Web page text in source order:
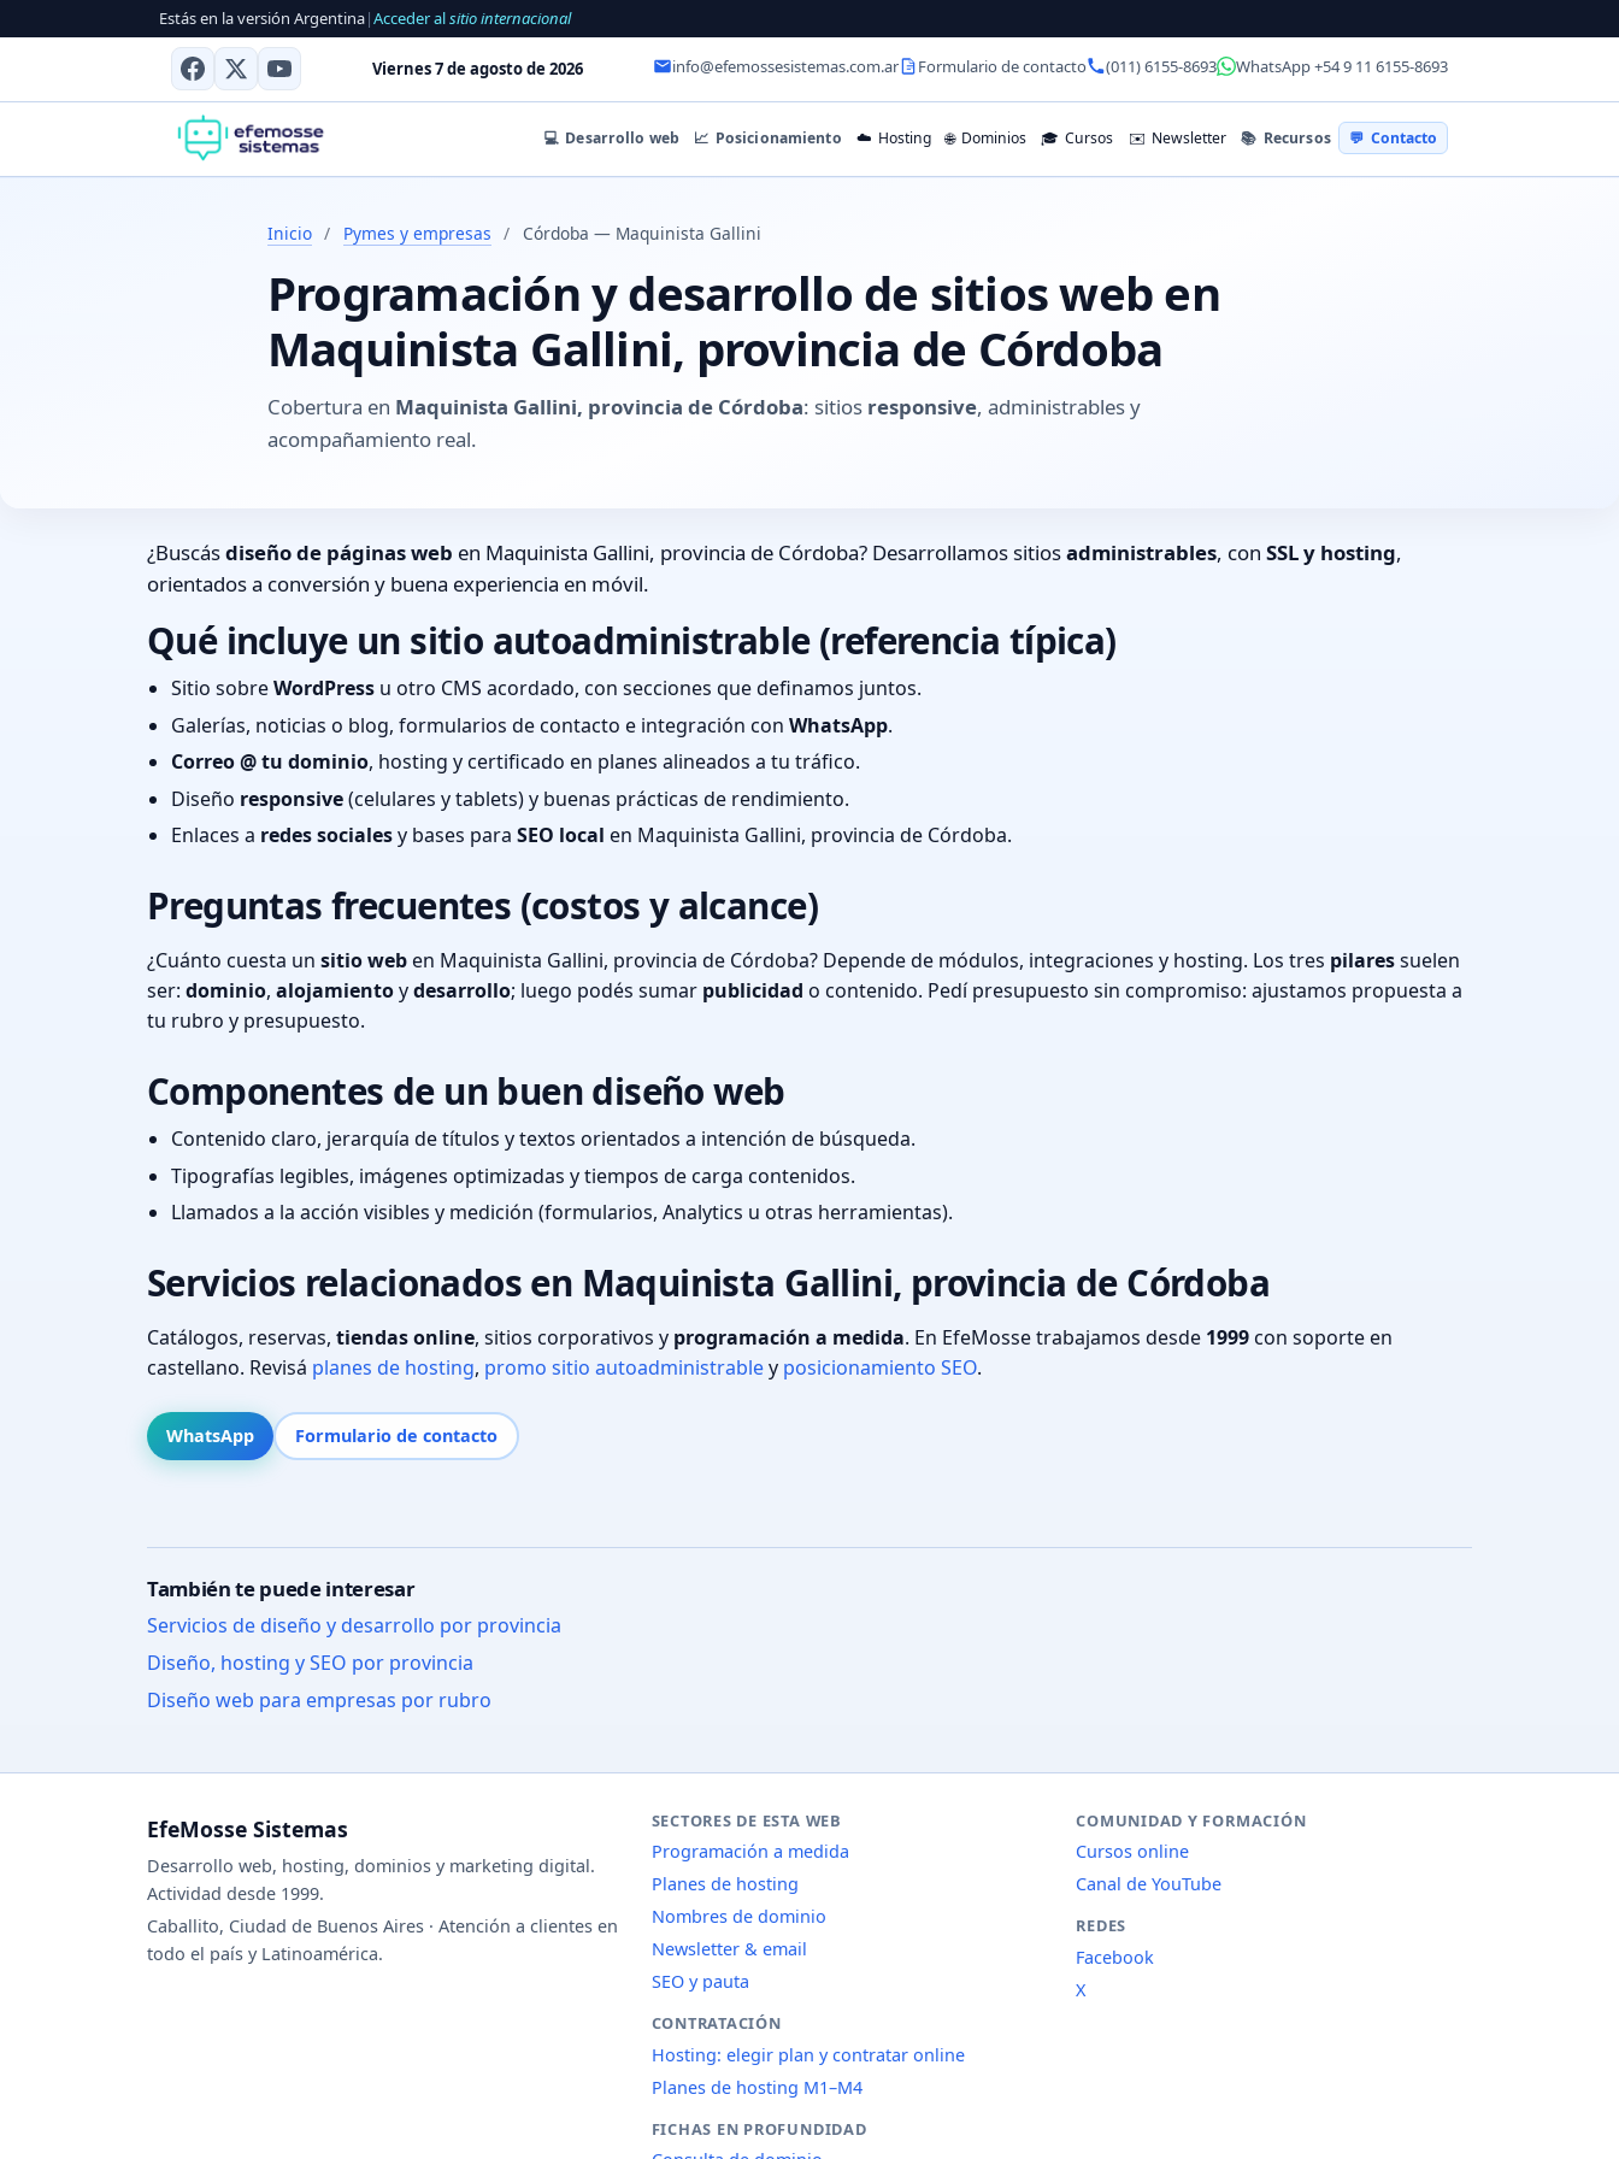
Estás en la versión Argentina|Acceder alsitio internacional
Viernes 7 de agosto de 2026 info@efemossesistemas.com.ar Formulario de contacto (011) 6155-8693 WhatsApp +54 9 11 6155-8693
💻 Desarrollo web 📈 Posicionamiento ☁️ Hosting 🌐 Dominios 🎓 Cursos ✉️ Newsletter 📚 Recursos 💬 Contacto
Inicio / Pymes y empresas / Córdoba — Maquinista Gallini
Programación y desarrollo de sitios web en
Maquinista Gallini, provincia de Córdoba
Cobertura en Maquinista Gallini, provincia de Córdoba: sitios responsive, administrables y
acompañamiento real.
¿Buscásdiseño de páginas web en Maquinista Gallini, provincia de Córdoba? Desarrollamos sitiosadministrables, con SSL y hosting,
orientados a conversión y buena experiencia en móvil.
Qué incluye un sitio autoadministrable (referencia típica)
Sitio sobreWordPress u otro CMS acordado, con secciones que definamos juntos.
Galerías, noticias o blog, formularios de contacto e integración con WhatsApp.
Correo @ tu dominio, hosting y certificado en planes alineados a tu tráfico.
Diseño responsive(celulares y tablets) y buenas prácticas de rendimiento.
Enlaces a redes socialesy bases para SEO local en Maquinista Gallini, provincia de Córdoba.
Preguntas frecuentes (costos y alcance)
¿Cuánto cuesta un sitio weben Maquinista Gallini, provincia de Córdoba? Depende de módulos, integraciones y hosting. Los tres pilaressuelen
ser: dominio, alojamientoydesarrollo; luego podés sumar publicidad o contenido. Pedí presupuesto sin compromiso: ajustamos propuesta a
tu rubro y presupuesto.
Componentes de un buen diseño web
Contenido claro, jerarquía de títulos y textos orientados a intención de búsqueda.
Tipografías legibles, imágenes optimizadas y tiempos de carga contenidos.
Llamados a la acción visibles y medición (formularios, Analytics u otras herramientas).
Servicios relacionados en Maquinista Gallini, provincia de Córdoba
Catálogos, reservas, tiendas online, sitios corporativos y programación a medida. En EfeMosse trabajamos desde 1999con soporte en
castellano. Revisá planes de hosting, promo sitio autoadministrabley posicionamiento SEO.
WhatsApp Formulario de contacto
También te puede interesar
Servicios de diseño y desarrollo por provincia
Diseño, hosting y SEO por provincia
Diseño web para empresas por rubro
EfeMosse Sistemas
Desarrollo web, hosting, dominios y marketing digital.
Actividad desde 1999.
Caballito, Ciudad de Buenos Aires · Atención a clientes en
todo el país y Latinoamérica.
SECTORES DE ESTA WEB
Programación a medida
Planes de hosting
Nombres de dominio
Newsletter & email
SEO y pauta
CONTRATACIÓN
Hosting: elegir plan y contratar online
Planes de hosting M1–M4
FICHAS EN PROFUNDIDAD
COMUNIDAD Y FORMACIÓN
Cursos online
Canal de YouTube
REDES
Facebook
X